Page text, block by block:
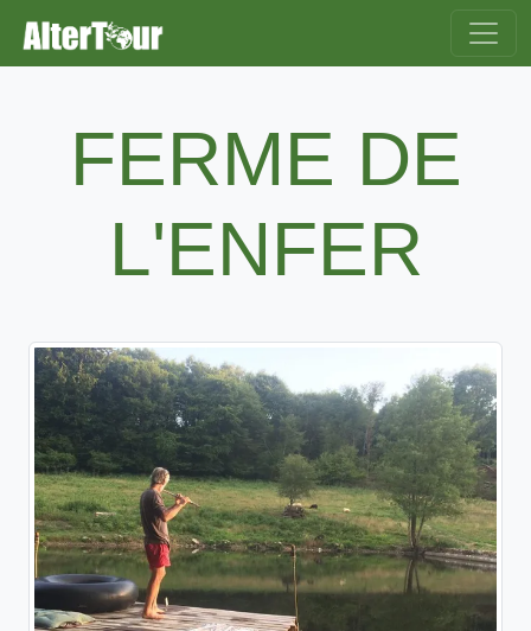
FERME DE
L'ENFER